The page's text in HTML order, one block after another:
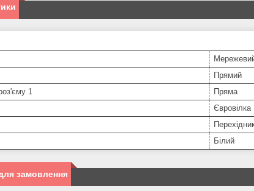
Прямий
1
Пряма
Євровілка
Білий
замовлення